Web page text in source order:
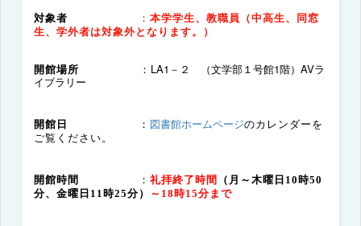
対象者 ： 本学学生、教職員（中高生、同窓
生、学外者は対象外となります。）
開館場所 ： LA1－２ （文学部１号館1階）AVラ
イブラリー
開館日 ： 図書館ホームページのカレンダーを
ご覧ください。
開館時間 ： 礼拝終了時間 （月～木曜日10時50
分、金曜日11時25分）
～18時15分まで